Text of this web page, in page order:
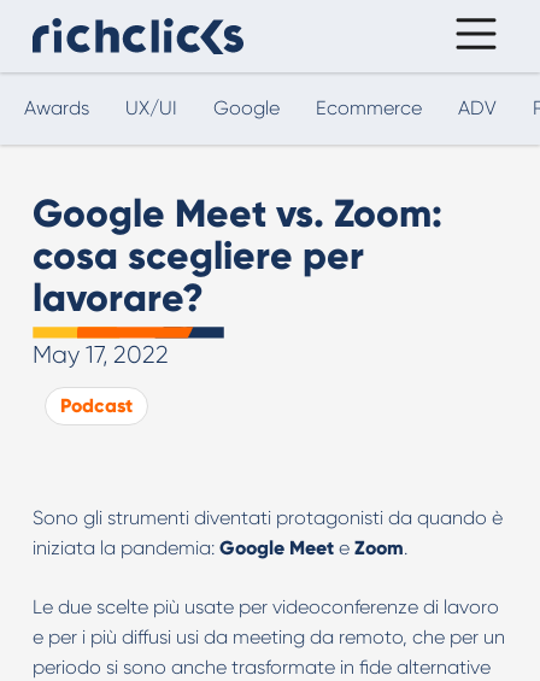
Awards UX/UI Google Ecommerce ADV
Google Meet vs. Zoom:
cosa scegliere per
lavorare?
May 17, 2022
Podcast
Sono gli strumenti diventati protagonisti da quando è
iniziata la pandemia: Google Meete Zoom.
Le due scelte più usate per videoconferenze di lavoro
e per i più diffusi usi da meeting da remoto, che per un
periodo si sono anche trasformate in fide alternative